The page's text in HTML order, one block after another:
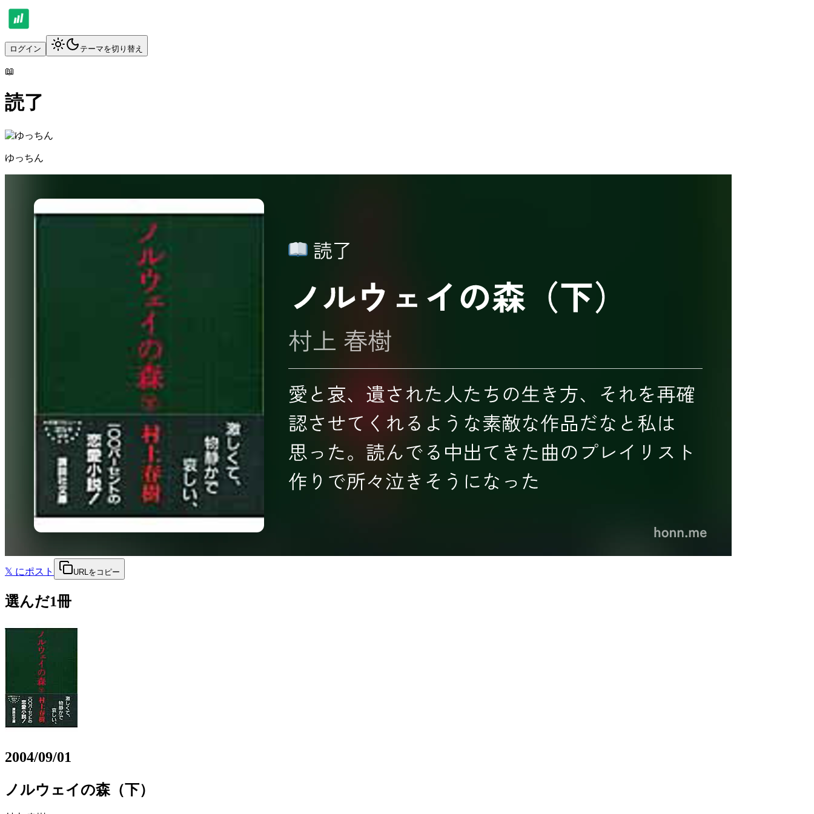
ログイン テーマを切り替え
📖
読了
ゆっちん
𝕏 にポスト URLをコピー
選んだ1冊
2004/09/01
ノルウェイの森（下）